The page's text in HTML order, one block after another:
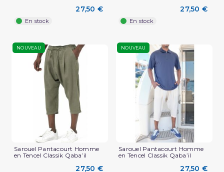
27,50 €
En stock
27,50 €
En stock
NOUVEAU
Sarouel Pantacourt Homme
en Tencel Classik Qaba’il
27,50 €
NOUVEAU
Sarouel Pantacourt Homme
en Tencel Classik Qaba’il
27,50 €